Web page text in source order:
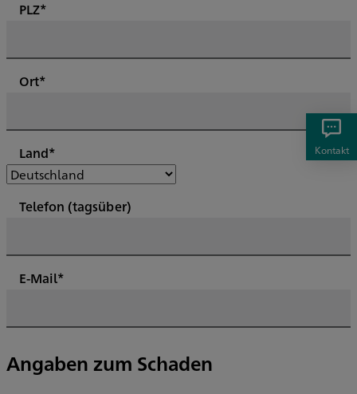
Kontakt
PLZ*
Ort*
Land*
Telefon (tagsüber)
E-Mail*
Angaben zum Schaden